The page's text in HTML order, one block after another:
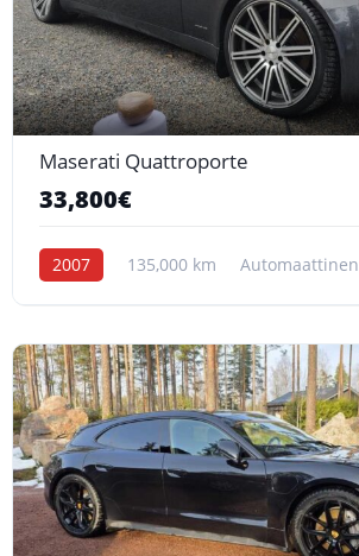
Maserati Quattroporte
33,800€
2007 135,000 km Automaattinen